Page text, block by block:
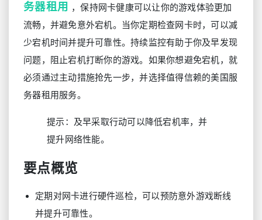
务器租用
，保持网卡健康可以让你的游戏体验更加
流畅，并避免意外宕机。当你定期检查网卡时，可以减
少宕机时间并提升可靠性。持续监控有助于你及早发现
问题，阻止宕机打断你的游戏。如果你想避免宕机，就
必须通过主动措施抢先一步，并选择值得信赖的美国服
务器租用服务。
提示：及早采取行动可以降低宕机率，并
提升网络性能。
要点概览
定期对网卡进行硬件巡检，可以预防意外游戏断线
并提升可靠性。